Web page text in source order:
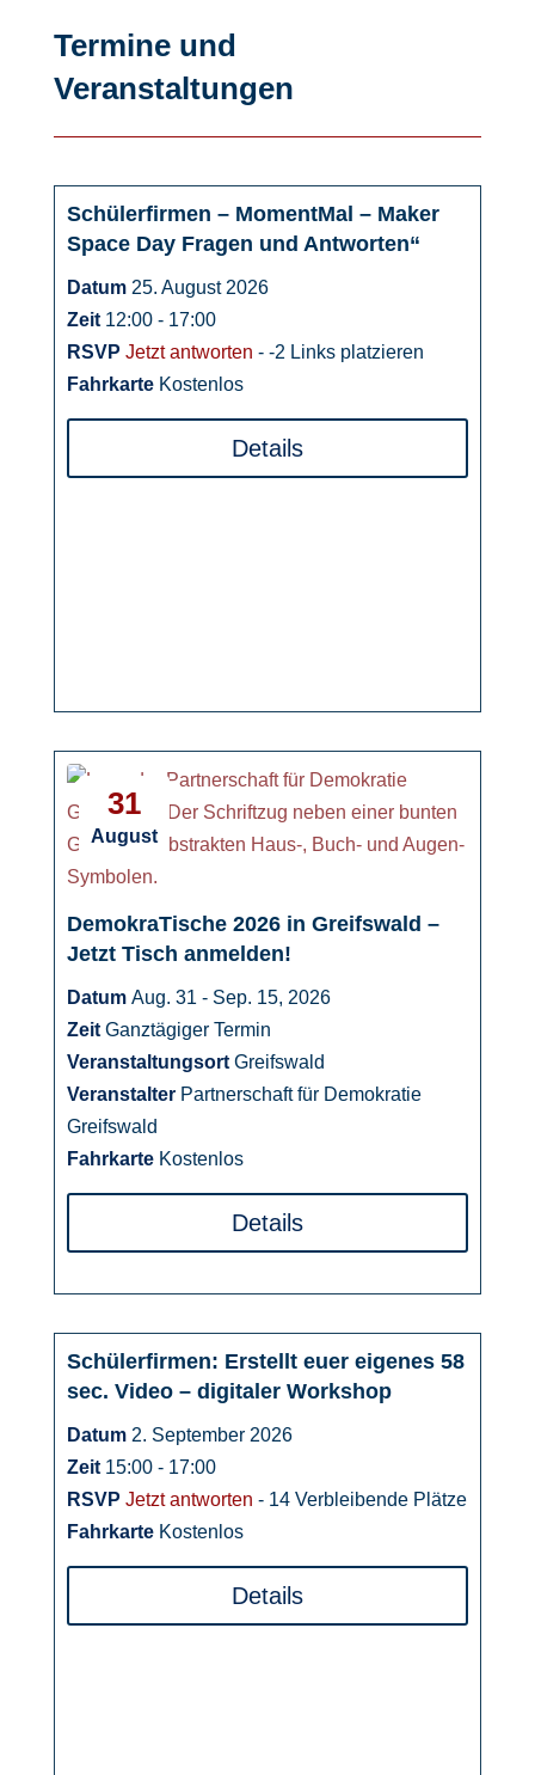
Termine und
Veranstaltungen
25
Schülerfirmen – MomentMal – Maker
Space Day Fragen und Antworten“
Datum 25. August 2026
Zeit 12:00 - 17:00
RSVP Jetzt antworten - -2 Links platzieren
Fahrkarte Kostenlos
Details
31
August
DemokraTische 2026 in Greifswald –
Jetzt Tisch anmelden!
Datum Aug. 31 - Sep. 15, 2026
Zeit Ganztägiger Termin
Veranstaltungsort Greifswald
Veranstalter Partnerschaft für Demokratie
Greifswald
Fahrkarte Kostenlos
Details
02
Schülerfirmen: Erstellt euer eigenes 58
sec. Video – digitaler Workshop
Datum 2. September 2026
Zeit 15:00 - 17:00
RSVP Jetzt antworten - 14 Verbleibende Plätze
Fahrkarte Kostenlos
Details